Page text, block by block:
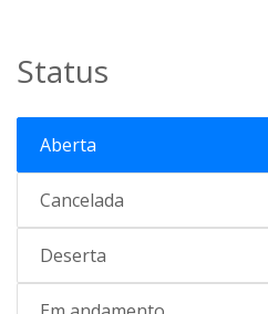
Status
Aberta
Cancelada
Deserta